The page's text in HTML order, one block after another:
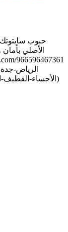
الأصلي
الأحساء-